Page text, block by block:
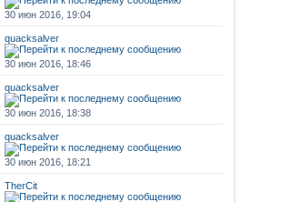
30 июн 2016, 19:04
quacksalver
30 июн 2016, 18:46
quacksalver
30 июн 2016, 18:38
quacksalver
30 июн 2016, 18:21
TherCit